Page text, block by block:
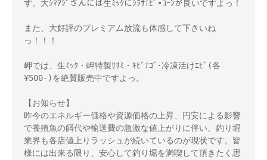
す。大ｼﾏｱｼﾞさんには生ﾐｯｸにｼﾗｻｴﾋﾞ•ｺｰﾝが良いですよっ！
また、大好評のプレミアム放流も体感して下さいね
っ！！！
岬では、生ﾐｯｸ・岬特製ｻｻﾐ・ｷﾋﾞﾅｺﾞ･冷凍活けｴﾋﾞ(各
¥500-)を絶賛販売中ですよっ。
【お知らせ】
昨今のエネルギー価格や資源価格の上昇、円安による影響
で養殖魚の餌代や輸送費の急激な値上がりに伴い、釣り堀
業界も各店値上りラッシュが続いているのが現状です。皆
様には出来る限り、安心して釣り堀を満喫して頂きたく思